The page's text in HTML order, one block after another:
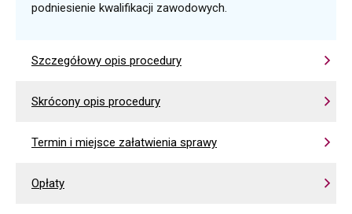
podniesienie kwalifikacji zawodowych.
Szczegółowy opis procedury
Skrócony opis procedury
Termin i miejsce załatwienia sprawy
Opłaty